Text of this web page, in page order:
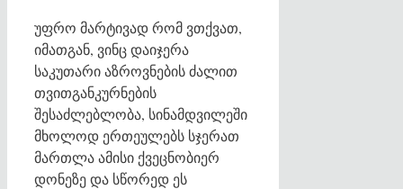
უფრო მარტივად რომ ვთქვათ,
იმათგან, ვინც დაიჯერა
საკუთარი აზროვნების ძალით
თვითგანკურნების
შესაძლებლობა, სინამდვილეში
მხოლოდ ერთეულებს სჯერათ
მართლა ამისი ქვეცნობიერ
დონეზე და სწორედ ეს